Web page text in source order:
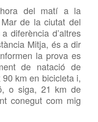
hora del matí a la
de la ciutat del
diferència d’altres
Mitja, és a dir
la prova es
de natació de
km en bicicleta i,
o siga, 21 km de
conegut com mig